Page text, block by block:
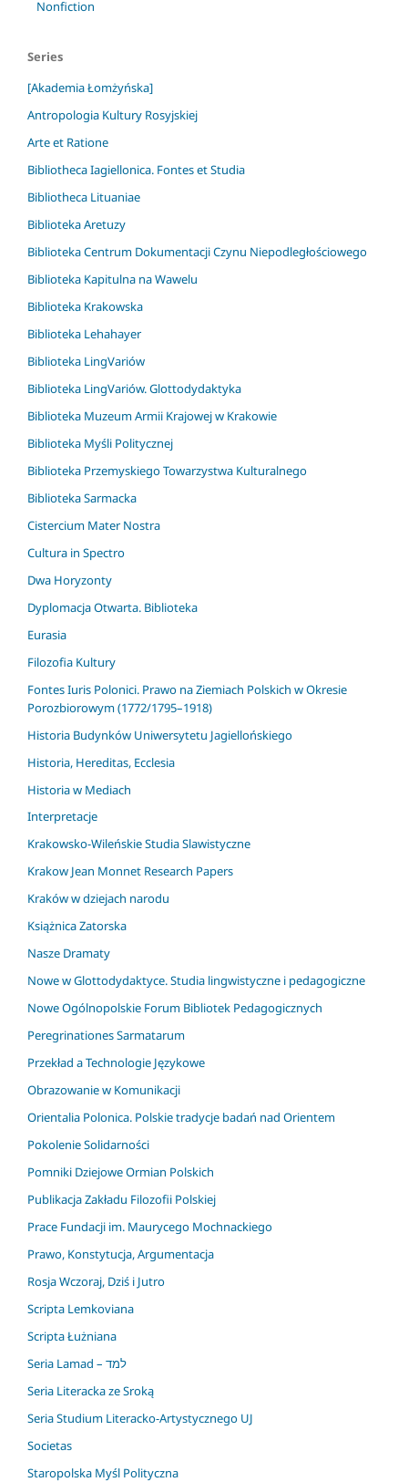
Nonfiction
Series
[Akademia Łomżyńska]
Antropologia Kultury Rosyjskiej
Arte et Ratione
Bibliotheca Iagiellonica. Fontes et Studia
Bibliotheca Lituaniae
Biblioteka Aretuzy
Biblioteka Centrum Dokumentacji Czynu Niepodległościowego
Biblioteka Kapitulna na Wawelu
Biblioteka Krakowska
Biblioteka Lehahayer
Biblioteka LingVariów
Biblioteka LingVariów. Glottodydaktyka
Biblioteka Muzeum Armii Krajowej w Krakowie
Biblioteka Myśli Politycznej
Biblioteka Przemyskiego Towarzystwa Kulturalnego
Biblioteka Sarmacka
Cistercium Mater Nostra
Cultura in Spectro
Dwa Horyzonty
Dyplomacja Otwarta. Biblioteka
Eurasia
Filozofia Kultury
Fontes Iuris Polonici. Prawo na Ziemiach Polskich w Okresie
Porozbiorowym (1772/1795–1918)
Historia Budynków Uniwersytetu Jagiellońskiego
Historia, Hereditas, Ecclesia
Historia w Mediach
Interpretacje
Krakowsko-Wileńskie Studia Slawistyczne
Krakow Jean Monnet Research Papers
Kraków w dziejach narodu
Książnica Zatorska
Nasze Dramaty
Nowe w Glottodydaktyce. Studia lingwistyczne i pedagogiczne
Nowe Ogólnopolskie Forum Bibliotek Pedagogicznych
Peregrinationes Sarmatarum
Przekład a Technologie Językowe
Obrazowanie w Komunikacji
Orientalia Polonica. Polskie tradycje badań nad Orientem
Pokolenie Solidarności
Pomniki Dziejowe Ormian Polskich
Publikacja Zakładu Filozofii Polskiej
Prace Fundacji im. Maurycego Mochnackiego
Prawo, Konstytucja, Argumentacja
Rosja Wczoraj, Dziś i Jutro
Scripta Lemkoviana
Scripta Łużniana
Seria Lamad – למד
Seria Literacka ze Sroką
Seria Studium Literacko-Artystycznego UJ
Societas
Staropolska Myśl Polityczna